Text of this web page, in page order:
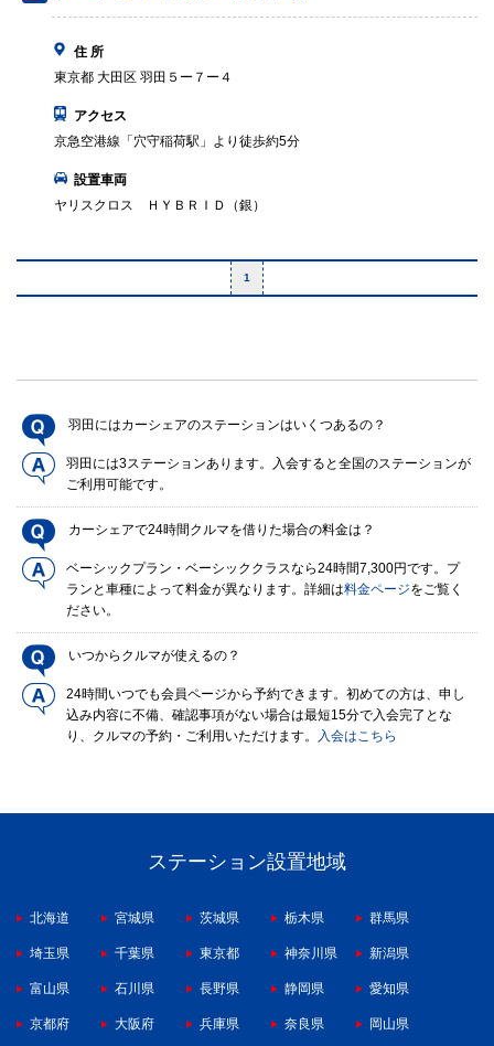
住 所
東京都 大田区 羽田５ー７ー４
アクセス
京急空港線「穴守稲荷駅」より徒歩約5分
設置車両
ヤリスクロス ＨＹＢＲＩＤ（銀）
1
羽田にはカーシェアのステーションはいくつあるの？
羽田には3ステーションあります。入会すると全国のステーションが
ご利用可能です。
カーシェアで24時間クルマを借りた場合の料金は？
ベーシックプラン・ベーシッククラスなら24時間7,300円です。プ
ランと車種によって料金が異なります。詳細は料金ページをご覧く
ださい。
いつからクルマが使えるの？
24時間いつでも会員ページから予約できます。初めての方は、申し
込み内容に不備、確認事項がない場合は最短15分で入会完了とな
り、クルマの予約・ご利用いただけます。
入会はこちら
ステーション設置地域
北海道 宮城県 茨城県 栃木県 群馬県
埼玉県 千葉県 東京都 神奈川県 新潟県
富山県 石川県 長野県 静岡県 愛知県
京都府 大阪府 兵庫県 奈良県 岡山県